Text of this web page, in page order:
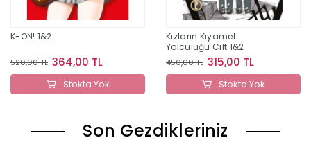
K-ON! 1&2
520,00 TL 364,00 TL
Stokta Yok
Kızların Kıyamet
Yolculuğu Cilt 1&2
450,00 TL 315,00 TL
Stokta Yok
Son Gezdikleriniz